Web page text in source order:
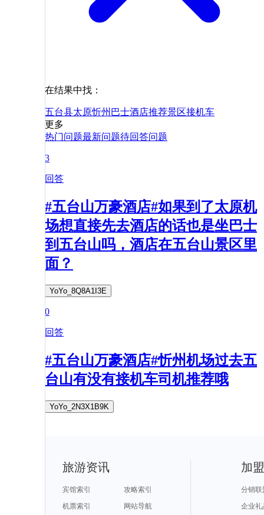
在结果中找：
五台县太原忻州 巴士酒店推荐景区接机车
更多
热门问题最新问题待回答问题
3
回答
#五台山万豪酒店#如果到了太原机
场想直接先去酒店的话也是坐巴士
到五台山吗，酒店在五台山景区里
面？
YoYo_8Q8A1I3E
0
回答
#五台山万豪酒店#忻州机场过去五
台山有没有接机车司机推荐哦
YoYo_2N3X1B9K
旅游资讯
宾馆索引
攻略索引
机票索引
网站导航
加
分销联
企业礼